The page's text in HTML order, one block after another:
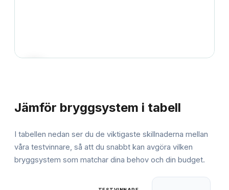
Jämför bryggsystem i tabell
I tabellen nedan ser du de viktigaste skillnaderna mellan
våra testvinnare, så att du snabbt kan avgöra vilken
bryggsystem som matchar dina behov och din budget.